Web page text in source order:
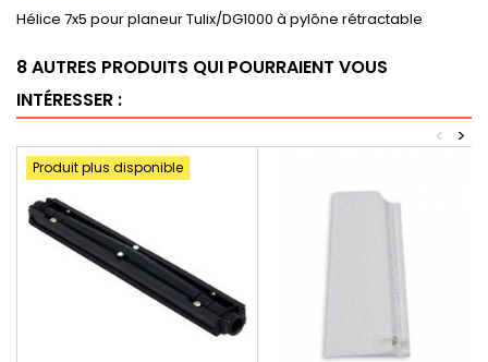
Hélice 7x5 pour planeur Tulix/DG1000 à pylône rétractable
8 AUTRES PRODUITS QUI POURRAIENT VOUS
INTÉRESSER :
>
<
Produit plus disponible